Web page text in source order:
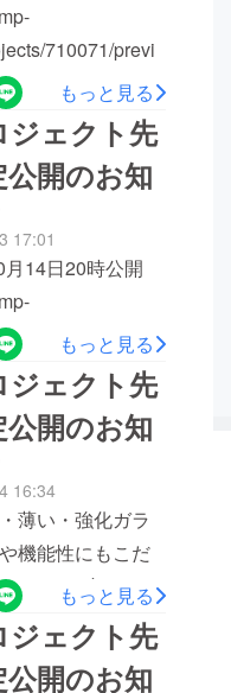
710071/previ
21日20時公開予
段々寒くなる季
きますね…寒い
、辛いのは足の
冷えは万病のも
言葉もあるほ
よくないもので
ンに冷えてしま
Warm feet」を
せん
feet」は「キン
る足にサヨナ
セプトに開発致
「暖かいに必要
な構造でどこで
もっと見る
ジェクト先
開のお知
17:01
14日20時公開
706492/previ
VTOR」が充電
て再登場どこで
タンドを使える
スマホホルダー
でスマホはもう
といっても過言
もっと見る
ジェクト先
開のお知
16:34
薄い・強化ガラ
機能性にもこだ
」 一台でどこ
トに充電。 ケー
だけで3種類の充
ト。2023年6月
もっと見る
ジェクト先
開のお知